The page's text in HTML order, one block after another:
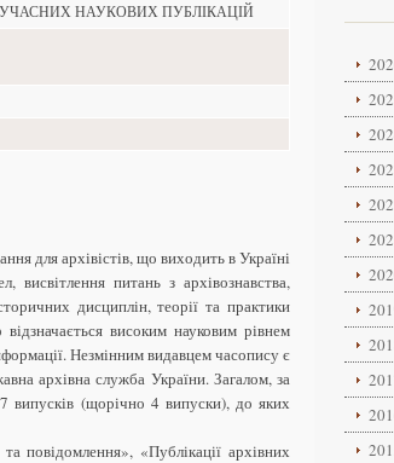
НАУКОВИХ ПУБЛІКАЦІЙ
для архівістів, що виходить в Україні
питань з архівознавства,
дисциплін, теорії та практики
високим науковим рівнем
Незмінним видавцем часопису є
архівна служба України. Загалом, за
випусків (щорічно 4 випуски), до яких
повідомлення», «Публікації архівних